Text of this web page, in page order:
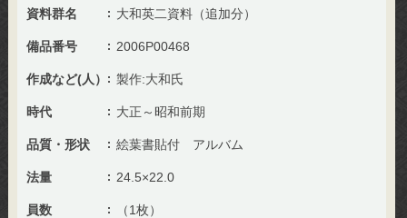
資料群名 大和英二資料（追加分）
備品番号 2006P00468
作成など(人） 製作:大和氏
時代 大正～昭和前期
品質・形状 絵葉書貼付 アルバム
法量 24.5×22.0
員数 （1枚）